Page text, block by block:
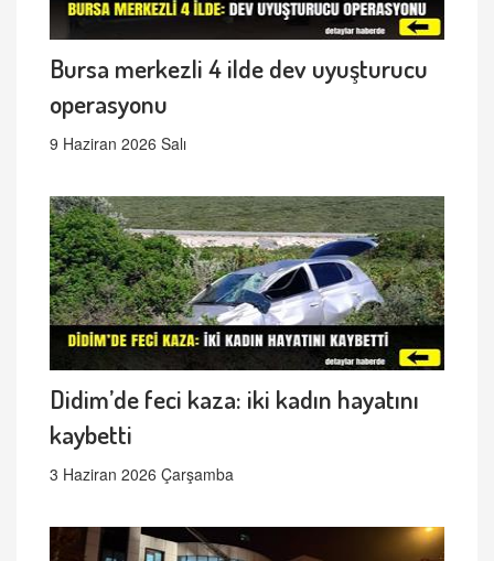
Bursa merkezli 4 ilde dev uyuşturucu
operasyonu
9 Haziran 2026 Salı
Didim’de feci kaza: iki kadın hayatını
kaybetti
3 Haziran 2026 Çarşamba